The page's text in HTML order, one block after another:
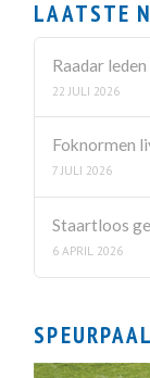
LAATSTE
Raadar
22 JULI 2026
Foknormen
7 JULI 2026
Staartloos
6 APRIL 2026